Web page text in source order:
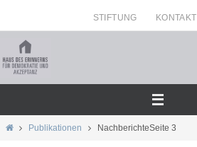
Inhalt
springen
STIFTUNG KONTAKT
HomePublikationen NachberichteSeite 3